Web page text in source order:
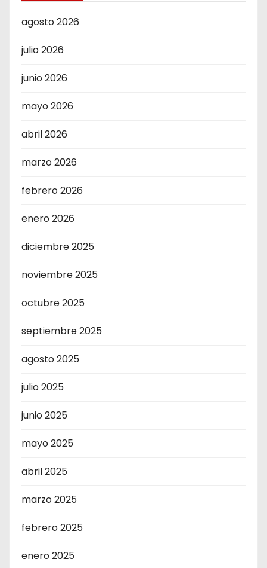
agosto 2026
julio 2026
junio 2026
mayo 2026
abril 2026
marzo 2026
febrero 2026
enero 2026
diciembre 2025
noviembre 2025
octubre 2025
septiembre 2025
agosto 2025
julio 2025
junio 2025
mayo 2025
abril 2025
marzo 2025
febrero 2025
enero 2025